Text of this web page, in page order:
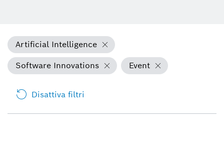
Artificial Intelligence
Software Innovations
Event
Disattiva filtri